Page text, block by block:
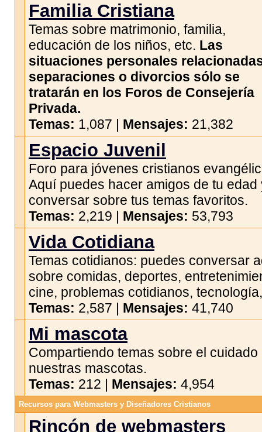
Familia Cristiana
Temas sobre matrimonio, familia,
educación de los niños, etc. Las
situaciones personales
separaciones o divorcios sólo se
tratarán en los Foros de Consejería
Privada.
Temas: 1,087 | Mensajes: 21,382
Espacio Juvenil
Foro para jóvenes cristianos
Aquí puedes hacer amigos de tu edad
conversar sobre tus temas favoritos.
Temas: 2,219 | Mensajes: 53,793
Vida Cotidiana
Temas cotidianos: puedes conversar
sobre comidas, deportes,
cine, problemas cotidianos,
Temas: 2,587 | Mensajes: 41,740
Mi mascota
Compartiendo temas sobre el cuidado
nuestras mascotas.
Temas: 212 | Mensajes: 4,954
Recursos para Webmasters y Diseñadores Cristianos
Rincón de webmasters